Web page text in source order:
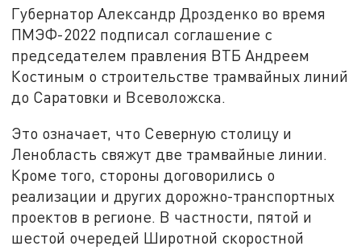
Губернатор Александр Дрозденко во время
ПМЭФ-2022 подписал соглашение с
председателем правления ВТБ Андреем
Костиным о строительстве трамвайных линий
до Саратовки и Всеволожска.
Это означает, что Северную столицу и
Ленобласть свяжут две трамвайные линии.
Кроме того, стороны договорились о
реализации и других дорожно-транспортных
проектов в регионе. В частности, пятой и
шестой очередей Широтной скоростной